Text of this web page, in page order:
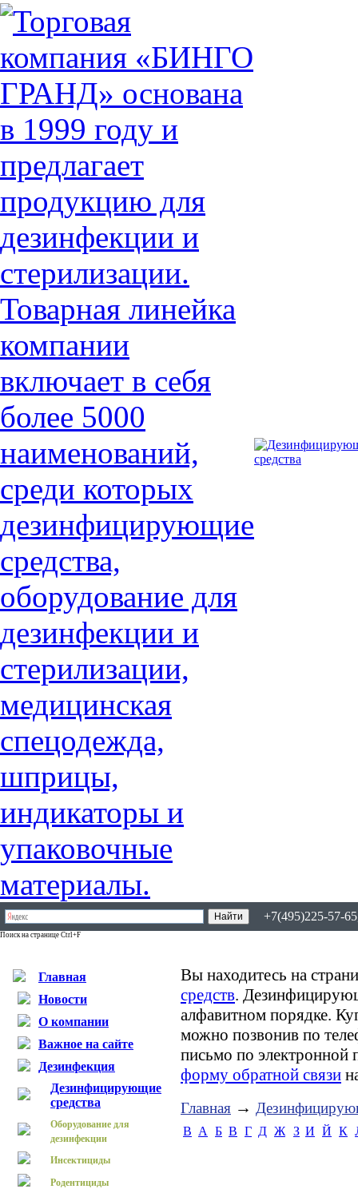
+7(495)225-57-
Поиск на странице Ctrl+F
Главная
Новости
О компании
Важное на сайте
Дезинфекция
Дезинфицирующие
средства
Оборудование для
дезинфекции
Инсектициды
Родентициды
Вы находитесь на
средств.
алфавитном порядке.
можно позвонив по
письмо по электронной
форму обратной связи
Главная →
B А Б В Г Д Ж З И Й К